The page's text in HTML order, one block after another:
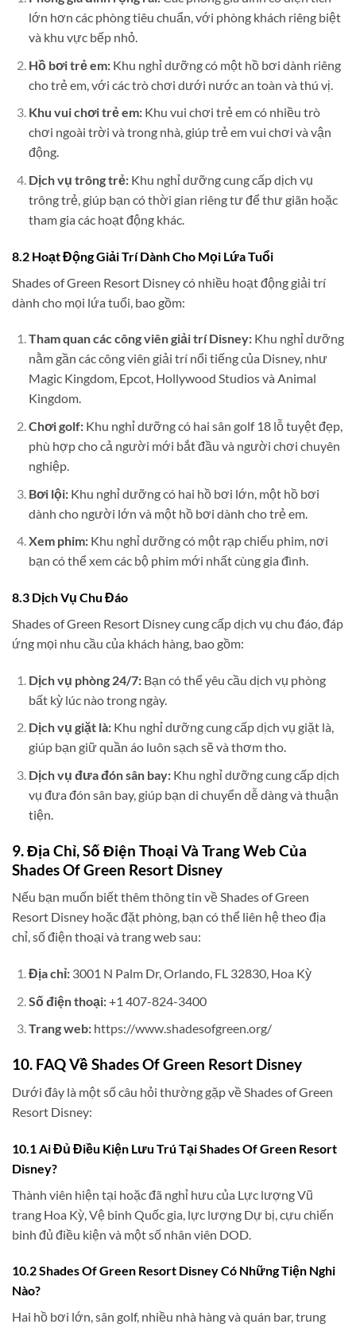
lớn hơn các phòng tiêu chuẩn, với phòng khách riêng biệt
và khu vực bếp nhỏ.
Hồ bơi trẻ em:Khu nghỉ dưỡng có một hồ bơi dành riêng
cho trẻ em, với các trò chơi dưới nước an toàn và thú vị.
Khu vui chơi trẻ em:Khu vui chơi trẻ em có nhiều trò
chơi ngoài trời và trong nhà, giúp trẻ em vui chơi và vận
động.
Dịch vụ trông trẻ:Khu nghỉ dưỡng cung cấp dịch vụ
trông trẻ, giúp bạn có thời gian riêng tư để thư giãn hoặc
tham gia các hoạt động khác.
8.2 Hoạt Động Giải Trí Dành Cho Mọi Lứa Tuổi
Shades of Green Resort Disney có nhiều hoạt động giải trí
dành cho mọi lứa tuổi, bao gồm:
Tham quan các công viên giải trí Disney:Khu nghỉ dưỡng
nằm gần các công viên giải trí nổi tiếng của Disney, như
Magic Kingdom, Epcot, Hollywood Studios và Animal
Kingdom.
Chơi golf:Khu nghỉ dưỡng có hai sân golf 18 lỗ tuyệt đẹp,
phù hợp cho cả người mới bắt đầu và người chơi chuyên
nghiệp.
Bơi lội:Khu nghỉ dưỡng có hai hồ bơi lớn, một hồ bơi
dành cho người lớn và một hồ bơi dành cho trẻ em.
Xem phim:Khu nghỉ dưỡng có một rạp chiếu phim, nơi
bạn có thể xem các bộ phim mới nhất cùng gia đình.
8.3 Dịch Vụ Chu Đáo
Shades of Green Resort Disney cung cấp dịch vụ chu đáo, đáp
ứng mọi nhu cầu của khách hàng, bao gồm:
Dịch vụ phòng 24/7:Bạn có thể yêu cầu dịch vụ phòng
bất kỳ lúc nào trong ngày.
Dịch vụ giặt là:Khu nghỉ dưỡng cung cấp dịch vụ giặt là,
giúp bạn giữ quần áo luôn sạch sẽ và thơm tho.
Dịch vụ đưa đón sân bay:Khu nghỉ dưỡng cung cấp dịch
vụ đưa đón sân bay, giúp bạn di chuyển dễ dàng và thuận
tiện.
9. Địa Chỉ, Số Điện Thoại Và Trang Web Của
Shades Of Green Resort Disney
Nếu bạn muốn biết thêm thông tin về Shades of Green
Resort Disney hoặc đặt phòng, bạn có thể liên hệ theo địa
chỉ, số điện thoại và trang web sau:
Địa chỉ:3001 N Palm Dr, Orlando, FL 32830, Hoa Kỳ
Số điện thoại:+1 407-824-3400
Trang web:https://www.shadesofgreen.org/
10. FAQ Về Shades Of Green Resort Disney
Dưới đây là một số câu hỏi thường gặp về Shades of Green
Resort Disney:
10.1 Ai Đủ Điều Kiện Lưu Trú Tại Shades Of Green Resort
Disney?
Thành viên hiện tại hoặc đã nghỉ hưu của Lực lượng Vũ
trang Hoa Kỳ, Vệ binh Quốc gia, lực lượng Dự bị, cựu chiến
binh đủ điều kiện và một số nhân viên DOD.
10.2 Shades Of Green Resort Disney Có Những Tiện Nghi
Nào?
Hai hồ bơi lớn, sân golf, nhiều nhà hàng và quán bar, trung